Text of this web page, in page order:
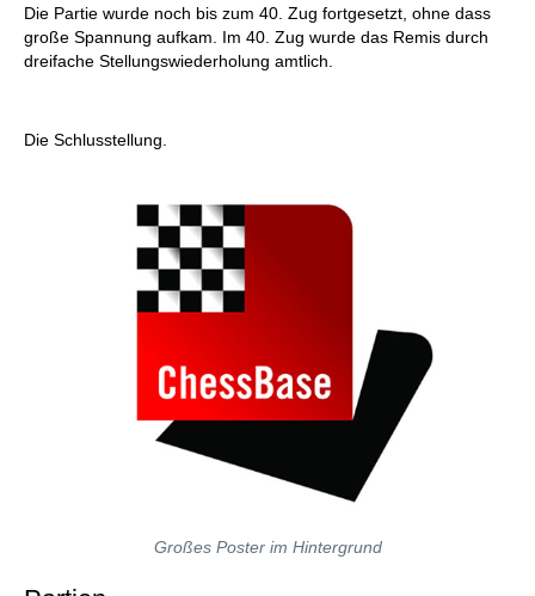
Die Partie wurde noch bis zum 40. Zug fortgesetzt, ohne dass
große Spannung aufkam. Im 40. Zug wurde das Remis durch
dreifache Stellungswiederholung amtlich.
Die Schlusstellung.
Großes Poster im Hintergrund